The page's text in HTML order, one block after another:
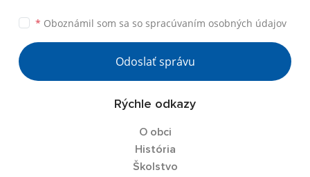
* Oboznámil som sa so spracúvaním osobných údajov
Odoslať správu
Rýchle odkazy
O obci
História
Školstvo